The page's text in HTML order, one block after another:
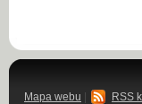
Mapa webu RSS